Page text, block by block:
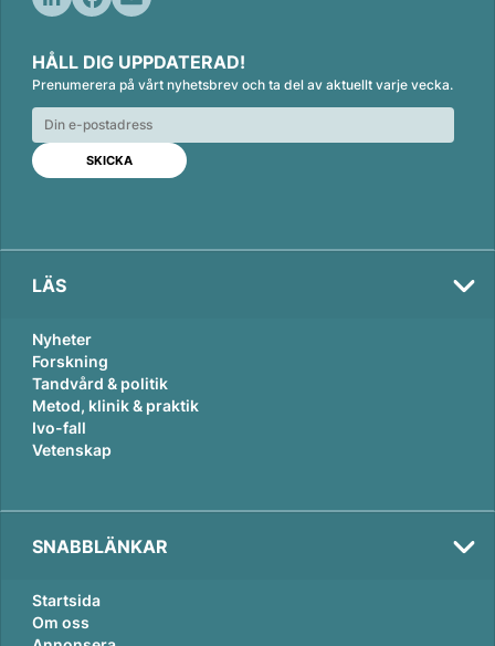
n
k
e
d
n
c
e
b
o
o
k
a
i
l
HÅLL DIG UPPDATERAD!
Prenumerera på vårt nyhetsbrev och ta del av aktuellt varje vecka.
LÄS
Nyheter
Forskning
Tandvård & politik
Metod, klinik & praktik
Ivo-fall
Vetenskap
SNABBLÄNKAR
Startsida
Om oss